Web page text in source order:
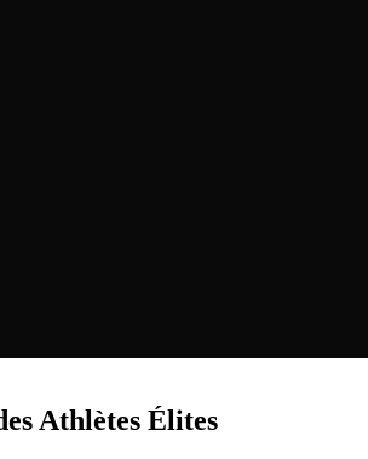
Athlètes Élites